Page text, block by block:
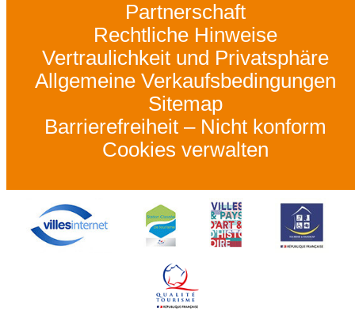
Partnerschaft
Rechtliche Hinweise
Vertraulichkeit und Privatsphäre
Allgemeine Verkaufsbedingungen
Sitemap
Barrierefreiheit – Nicht konform
Cookies verwalten